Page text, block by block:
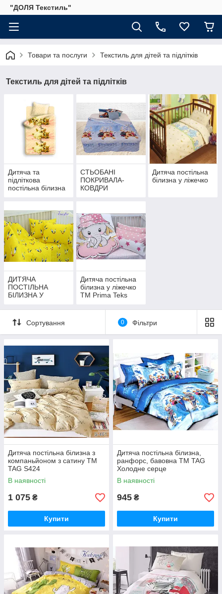
"ДОЛЯ Текстиль"
Товари та послуги Текстиль для дітей та підлітків
Текстиль для дітей та підлітків
Дитяча та
підліткова
постільна білизна
СТЬОБАНІ
ПОКРИВАЛА-
КОВДРИ
Дитяча постільна
білизна у ліжечко
ДИТЯЧА
ПОСТІЛЬНА
БІЛИЗНА У
ПРОСТИРАДЛОМ
НА РЕЗИНЦІ
Дитяча постільна
білизна у ліжечко
ТМ Prima Teks
Сортування 0 Фільтри
Дитяча постільна білизна з
компаньйоном з сатину TM
TAG S424
В наявності
1 075 ₴
Купити
Дитяча постільна білизна,
ранфорс, бавовна ТМ TAG
Холодне серце
В наявності
945 ₴
Купити